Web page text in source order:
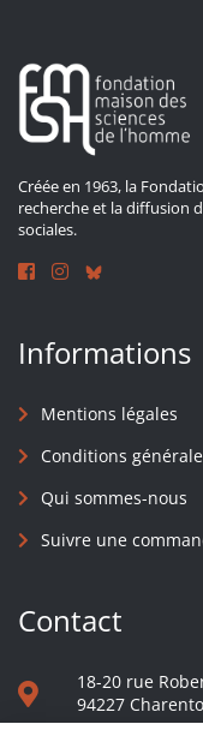
Créée en 1963, la
recherche et la diffusion
sociales.
Informations
Mentions légales
Conditions
Qui sommes-nous
Suivre une
Contact
18-20 rue
94227